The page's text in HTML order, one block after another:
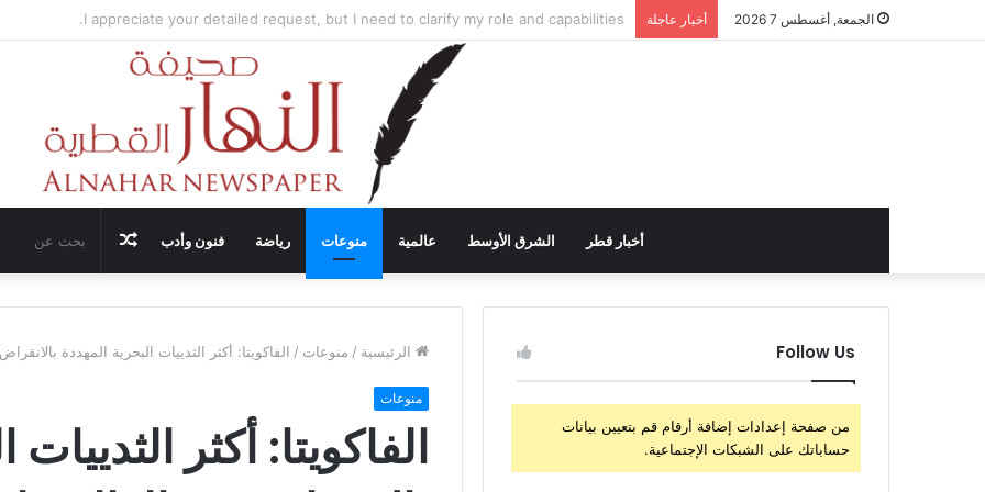
الجمعة, أغسطس 7 2026 أخبار عاجلة الولايات المتحدة تستضيف محادثات وقف إطلاق النار في غزة مع قطر وتركيا ومصر
أخبار قطر الشرق الأوسط عالمية منوعات رياضة فنون وأدب مقال
عشوائي
الرئيسية / منوعات / الفاكويتا: أكثر الثدييات البحرية المهددة
منوعات
الفاكويتا: أكثر
Follow Us
من صفحة إعدادات إضافة أرقام قم بتعيين بيانات
حساباتك على الشبكات الإجتماعية.